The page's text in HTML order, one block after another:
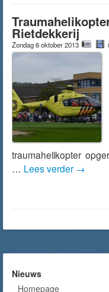
Rietdekkerij
Zondag 6 oktober 2013
traumahelikopter
… Lees verder →
Nieuws
Homepage